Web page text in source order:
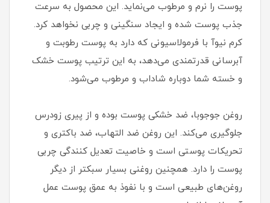
پوست را نرم و مرطوب می‌نماید. این محصول به سرعت
جذب پوست شده و ایجاد سنگینی و چربی نخواهد کرد.
کرم نیوآ با فرمولاسیونی که دارد به پوست رطوبت و
آبرسانی قدرتمندی می‌دهد، به این ترتیب پوست خشک
و خسته شما دوباره شاداب و مرطوب می‌شود.
روغن جوجوبا، ضد خشکی پوست بوده و از پیری زودرس
جلوگیری می‌کند. این روغن ضد التهاب، ضد باکتری و
تحریکات پوستی است و خاصیت تعدیل کنندگی چربی
پوست را دارد. همچنین روغنی بسیار سبکتر از دیگر
روغن‌های طبیعی است و با نفوذ به عمق پوست عمل